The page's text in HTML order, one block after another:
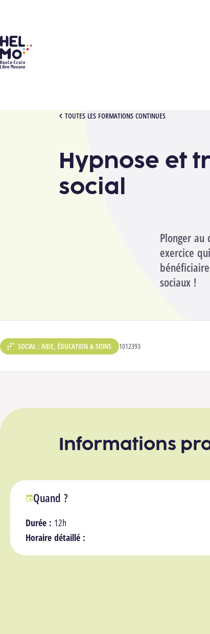
HELMo
TOUTES LES FORMATIONS CONTINUES
[1012393][0000] HYPNOSE
Hypnose et
social
Plonger au
exercice
sociaux !
DÉPARTEMENT :
SOCIAL : AIDE, ÉDUCATION & SOINS CODE ANALYTIQUE :
1012393
Informations
Quand ?
Durée : 12h
Horaire détaillé :